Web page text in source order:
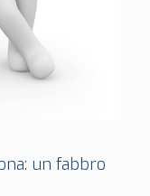
un fabbro